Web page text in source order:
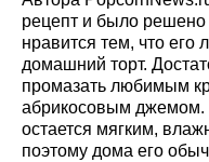
рецепт и было решено
нравится тем, что его
домашний торт.
промазать любимым
абрикосовым джемом.
остается мягким,
поэтому дома его